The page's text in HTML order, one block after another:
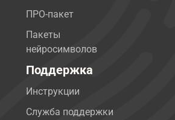
ПРО-пакет
Пакеты
нейросимволов
Поддержка
Инструкции
Служба поддержки